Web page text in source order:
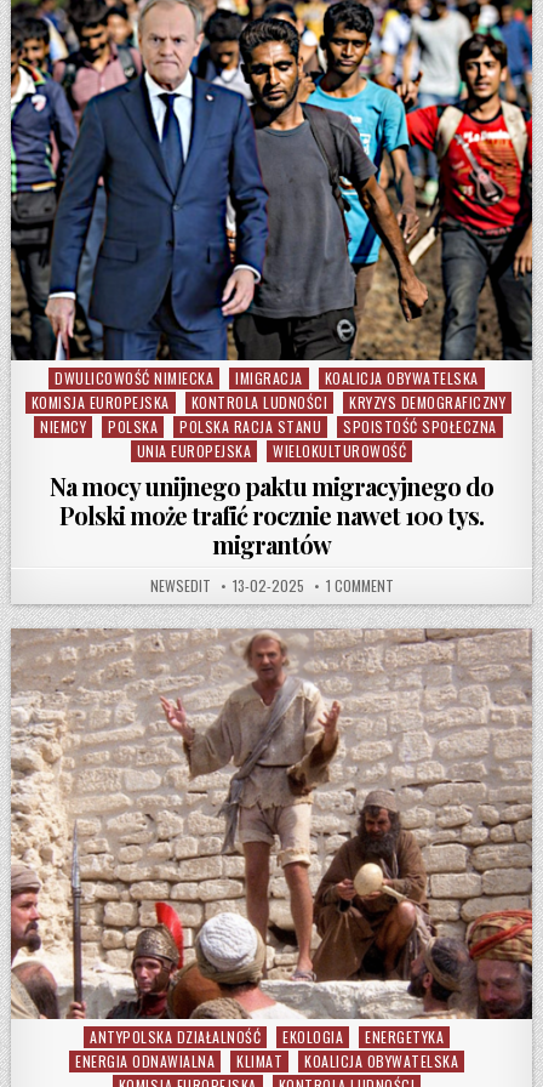
Posted in
DWULICOWOŚĆ NIMIECKA IMIGRACJA
KOALICJA OBYWATELSKA
KOMISJA EUROPEJSKA
KONTROLA LUDNOŚCI
KRYZYS DEMOGRAFICZNY
NIEMCY
POLSKA POLSKA RACJA STANU
SPOISTOŚĆ SPOŁECZNA
UNIA EUROPEJSKA
WIELOKULTUROWOŚĆ
Na mocy unijnego paktu migracyjnego do
Polski może trafić rocznie nawet 100 tys.
migrantów
AUTHOR:
NEWSEDIT PUBLISHED DATE:
13-02-2025 1 COMMENTON NA MOCY UNIJNEGO
Posted in
ANTYPOLSKA DZIAŁALNOŚĆ EKOLOGIA
ENERGETYKA
ENERGIA ODNAWIALNA
KLIMAT
KOALICJA OBYWATELSKA